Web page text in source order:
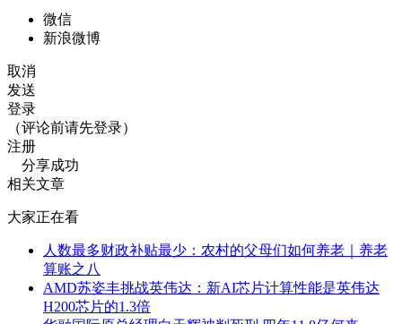
微信
新浪微博
取消
发送
登录
（评论前请先登录）
注册
分享成功
相关文章
大家正在看
人数最多财政补贴最少：农村的父母们如何养老｜养老
算账之八
AMD苏姿丰挑战英伟达：新AI芯片计算性能是英伟达
H200芯片的1.3倍